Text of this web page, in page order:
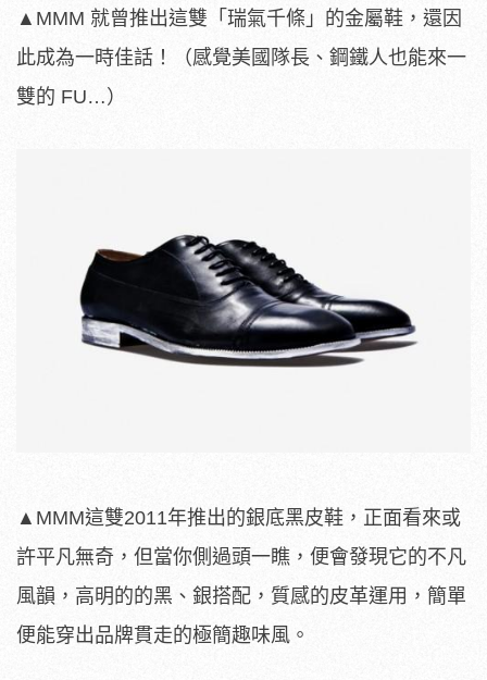
▲MMM 就曾推出這雙「瑞氣千條」的金屬鞋，還因
此成為一時佳話！（感覺美國隊長、鋼鐵人也能來一
雙的 FU…）
▲MMM這雙2011年推出的銀底黑皮鞋，正面看來或
許平凡無奇，但當你側過頭一瞧，便會發現它的不凡
風韻，高明的的黑、銀搭配，質感的皮革運用，簡單
便能穿出品牌貫走的極簡趣味風。